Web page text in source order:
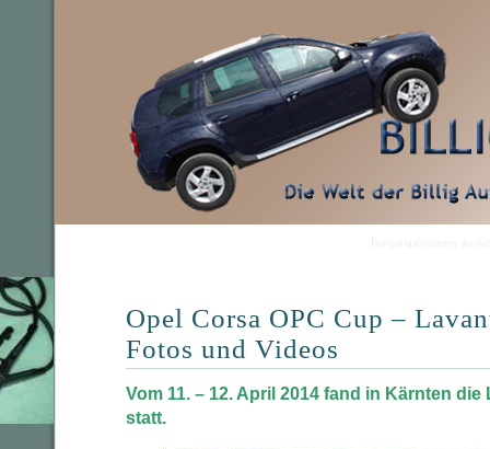
Opel Corsa OPC Cup –
Fotos und Videos
Vom 11. – 12. April 2014 fand in Kärnten die
statt.